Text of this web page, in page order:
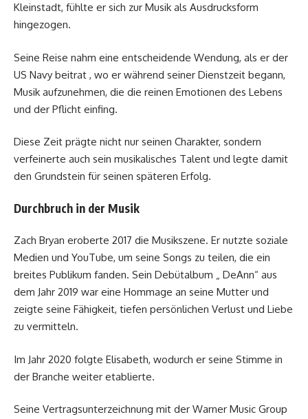
Kleinstadt, fühlte er sich zur Musik als Ausdrucksform
hingezogen.
Seine Reise nahm eine entscheidende Wendung, als er der
US Navy beitrat , wo er während seiner Dienstzeit begann,
Musik aufzunehmen, die die reinen Emotionen des Lebens
und der Pflicht einfing.
Diese Zeit prägte nicht nur seinen Charakter, sondern
verfeinerte auch sein musikalisches Talent und legte damit
den Grundstein für seinen späteren Erfolg.
Durchbruch in der Musik
Zach Bryan eroberte 2017 die Musikszene. Er nutzte soziale
Medien und YouTube, um seine Songs zu teilen, die ein
breites Publikum fanden. Sein Debütalbum „ DeAnn“ aus
dem Jahr 2019 war eine Hommage an seine Mutter und
zeigte seine Fähigkeit, tiefen persönlichen Verlust und Liebe
zu vermitteln.
Im Jahr 2020 folgte Elisabeth, wodurch er seine Stimme in
der Branche weiter etablierte.
Seine Vertragsunterzeichnung mit der Warner Music Group